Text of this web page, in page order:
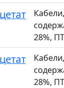
28%,
28%,